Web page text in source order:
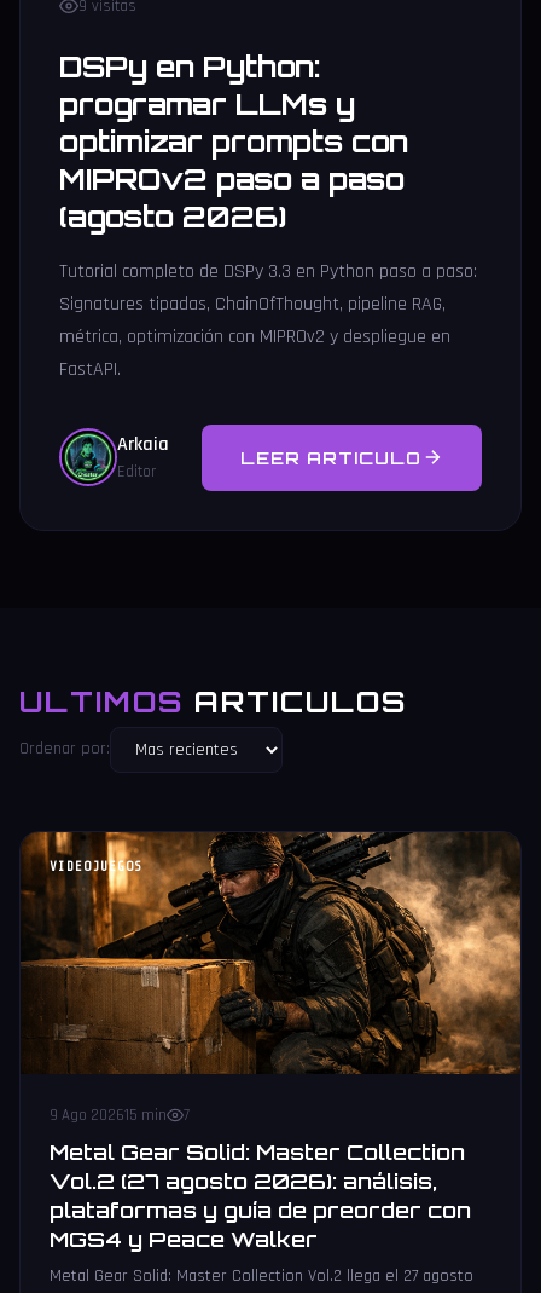
9 visitas
DSPy en Python:
programar LLMs y
optimizar prompts con
MIPROv2 paso a paso
(agosto 2026)
Tutorial completo de DSPy 3.3 en Python paso a paso:
Signatures tipadas, ChainOfThought, pipeline RAG,
métrica, optimización con MIPROv2 y despliegue en
FastAPI.
Arkaia
Editor
LEER ARTICULO
ULTIMOS ARTICULOS
Ordenar por:
VIDEOJUEGOS
9 Ago 202615 min 7
Metal Gear Solid: Master Collection
Vol.2 (27 agosto 2026): análisis,
plataformas y guía de preorder con
MGS4 y Peace Walker
Metal Gear Solid: Master Collection Vol.2 llega el 27 agosto